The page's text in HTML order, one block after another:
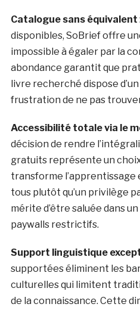
Catalogue sans équivalent
disponibles, SoBrief offre
impossible à égaler par la
abondance garantit que
livre recherché dispose
frustration de ne pas
Accessibilité totale via le
décision de rendre
gratuits représente un
transforme l’apprentissage
tous plutôt qu’un privilège
mérite d’être saluée dans
paywalls restrictifs.
Support linguistique
supportées éliminent les
culturelles qui limitent
de la connaissance. Cette